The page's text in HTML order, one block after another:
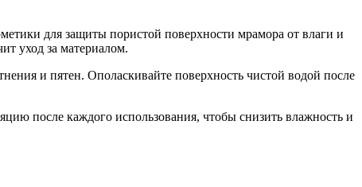
для защиты пористой поверхности мрамора от влаги и
уход за материалом.
и пятен. Ополаскивайте поверхность чистой водой после
после каждого использования, чтобы снизить влажность и